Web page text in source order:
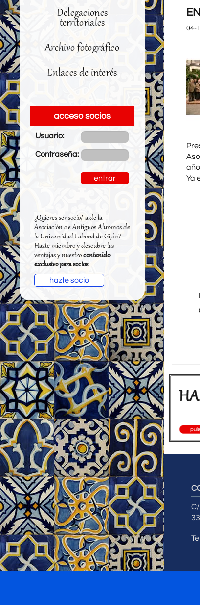
Delegaciones
territoriales
Archivo fotográfico
Enlaces de interés
acceso socios
Usuario:
Contraseña:
entrar
¿Quieres ser socio/-a de la
Asociación de Antiguos Alumnos de
la Universidad Laboral de Gijón?
Hazte miembro y descubre las
ventajas y nuestrocontenido
exclusivo para socios
hazte socio
04-
Ya
C/